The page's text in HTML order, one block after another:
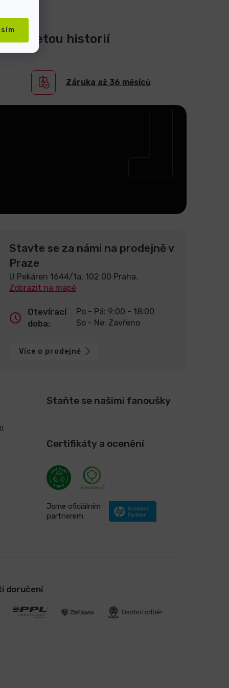
20-ti letou historií
Záruka až 36 měsíců
Stavte se za námi na prodejně v
Praze
U Pekáren 1644/1a, 102 00 Praha.
Zobrazit na mapě
Otevírací
doba:
Po - Pá: 9:00 - 18:00
So - Ne: Zavřeno
Více o prodejně
Staňte se našimi fanoušky
Certifikáty a ocenění
Jsme oficiálním
partnerem
doručení